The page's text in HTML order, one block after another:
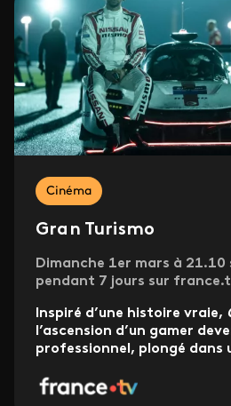
Cinéma
Gran Turismo
Dimanche 1er mars à 21.10
pendant 7 jours sur
Inspiré d’une histoire vraie,
l’ascension d’un gamer
professionnel, plongé dans